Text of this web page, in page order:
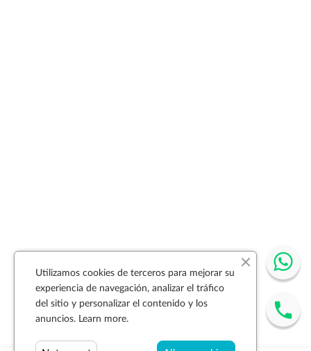
Utilizamos cookies de terceros para mejorar su
experiencia de navegación, analizar el tráfico
del sitio y personalizar el contenido y los
anuncios. Learn more.